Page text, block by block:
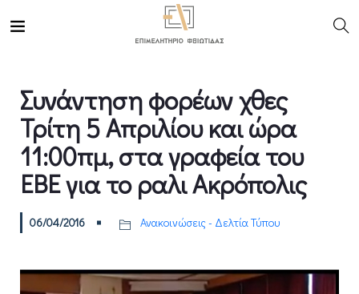
Συνάντηση φορέων χθες
Τρίτη 5 Απριλίου και ώρα
11:00πμ, στα γραφεία του
ΕΒΕ για το ραλι Ακρόπολις
06/04/2016 Ανακοινώσεις - Δελτία Τύπου